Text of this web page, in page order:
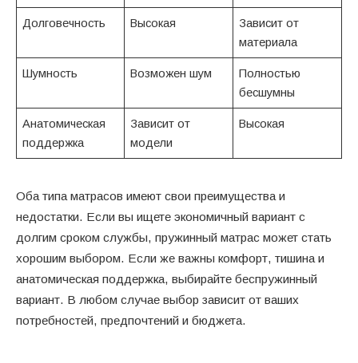
Долговечность Высокая
Зависит от
материала
Шумность Возможен шум
Полностью
бесшумны
Анатомическая
поддержка
Зависит от
модели
Высокая
Оба типа матрасов имеют свои преимущества и
недостатки. Если вы ищете экономичный вариант с
долгим сроком службы, пружинный матрас может стать
хорошим выбором. Если же важны комфорт, тишина и
анатомическая поддержка, выбирайте беспружинный
вариант. В любом случае выбор зависит от ваших
потребностей, предпочтений и бюджета.